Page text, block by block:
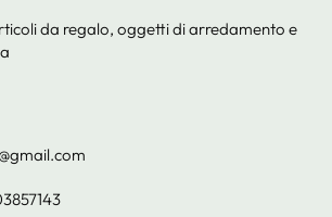
da regalo, oggetti di arredamento e